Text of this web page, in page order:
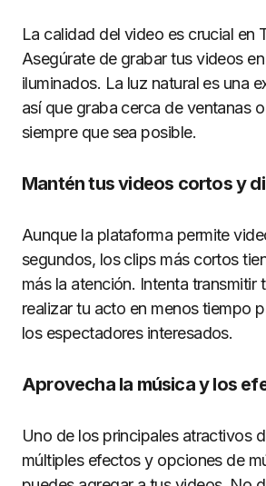
La calidad del video es crucial en
Asegúrate de grabar tus videos
iluminados. La luz natural es una
así que graba cerca de ventanas
siempre que sea posible.
Mantén tus videos cortos y
Aunque la plataforma permite
segundos, los clips más cortos
más la atención. Intenta transmitir
realizar tu acto en menos tiempo
los espectadores interesados.
Aprovecha la música y los
Uno de los principales atractivos
múltiples efectos y opciones de